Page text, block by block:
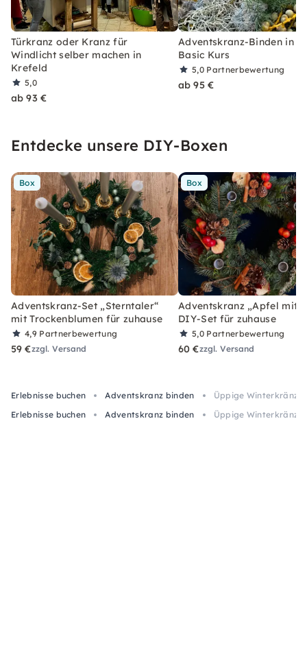
Türkranz oder Kranz für
Windlicht selber machen in
Krefeld
5,0
ab 93 €
Adventskranz-Binden in
Basic Kurs
5,0 Partnerbewertung
ab 95 €
Entdecke unsere DIY-Boxen
Box
Adventskranz-Set „Sterntaler“
mit Trockenblumen für zuhause
4,9 Partnerbewertung
59 €zzgl. Versand
Box
Adventskranz „Apfel mit
DIY-Set für zuhause
5,0 Partnerbewertung
60 €zzgl. Versand
Erlebnisse buchen Adventskranz binden
Üppige
Erlebnisse buchen
Adventskranz binden Üppige